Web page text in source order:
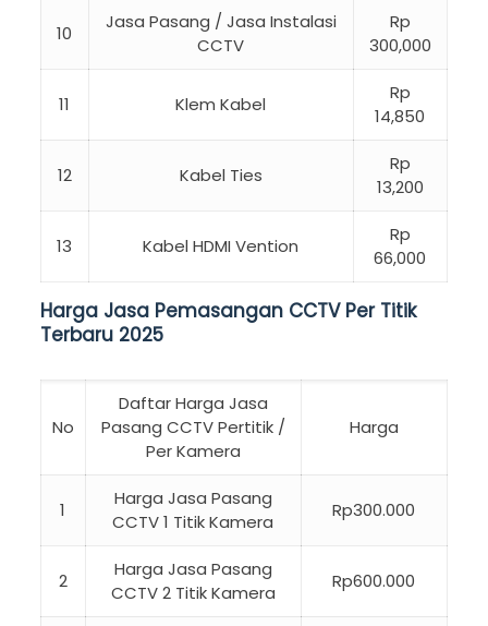
10
Jasa Pasang / Jasa Instalasi
CCTV
Rp
300,000
11 Klem Kabel
Rp
14,850
12 Kabel Ties
Rp
13,200
13 Kabel HDMI Vention
Rp
66,000
Harga Jasa Pemasangan CCTV Per Titik
Terbaru 2025
No
Daftar Harga Jasa
Pasang CCTV Pertitik /
Per Kamera
Harga
1
Harga Jasa Pasang
CCTV 1 Titik Kamera
Rp300.000
2
Harga Jasa Pasang
CCTV 2 Titik Kamera
Rp600.000